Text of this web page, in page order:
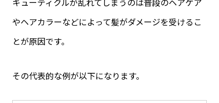
やヘアカラーなどによって髪がダメージを受けるこ
とが原因です。
その代表的な例が以下になります。